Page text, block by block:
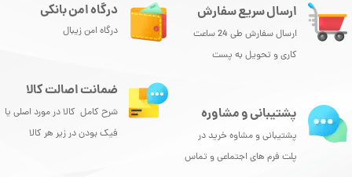
ارسال سریع سفارش
ارسال سفارش طی 24 ساعت
کاری و تحویل به پست
درگاه امن بانکی
درگاه امن زیبال
پشتیبانی و مشاوره
پشتیبانی و مشاوه خرید در
پلت فرم های اجتماعی و تماس
ضمانت اصالت کالا
شرح کامل کالا در مورد اصلی یا
فیک بودن در زیر هر کالا